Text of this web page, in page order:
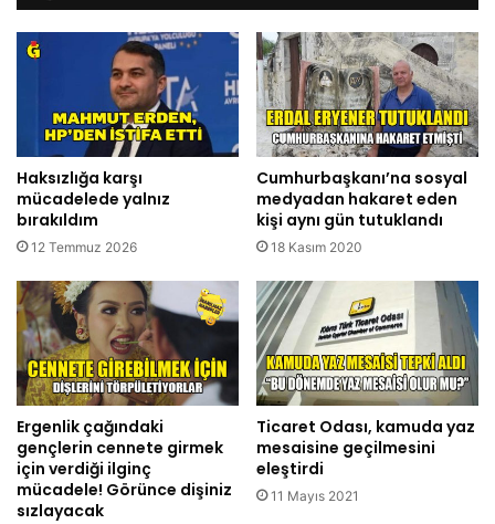
Haksızlığa karşı
mücadelede yalnız
bırakıldım
12 Temmuz 2026
Cumhurbaşkanı’na sosyal
medyadan hakaret eden
kişi aynı gün tutuklandı
18 Kasım 2020
Ergenlik çağındaki
gençlerin cennete girmek
için verdiği ilginç
mücadele! Görünce dişiniz
sızlayacak
Ticaret Odası, kamuda yaz
mesaisine geçilmesini
eleştirdi
11 Mayıs 2021